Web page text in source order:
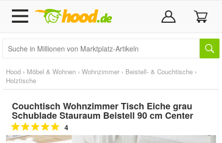
Hood › Möbel & Wohnen › Wohnzimmer › Beistell- & Couchtische ›
Holztische
Couchtisch Wohnzimmer Tisch Eiche grau
Schublade Stauraum Beistell 90 cm Center
4